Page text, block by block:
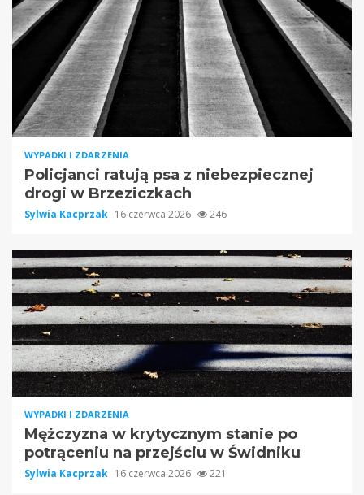
WYPADKI I ZDARZENIA
Policjanci ratują psa z niebezpiecznej
drogi w Brzeziczkach
Sylwia Kacprzak 16 czerwca 2026 246
WYPADKI I ZDARZENIA
Mężczyzna w krytycznym stanie po
potrąceniu na przejściu w Świdniku
Sylwia Kacprzak 16 czerwca 2026 221